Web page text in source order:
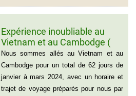
Expérience inoubliable au
Vietnam et au Cambodge (
Groupe de monsieur Jean
Pierre Lapointe)
Nous sommes allés au Vietnam et au
Cambodge pour un total de 62 jours de
janvier à mars 2024, avec un horaire et
trajet de voyage préparés pour nous par